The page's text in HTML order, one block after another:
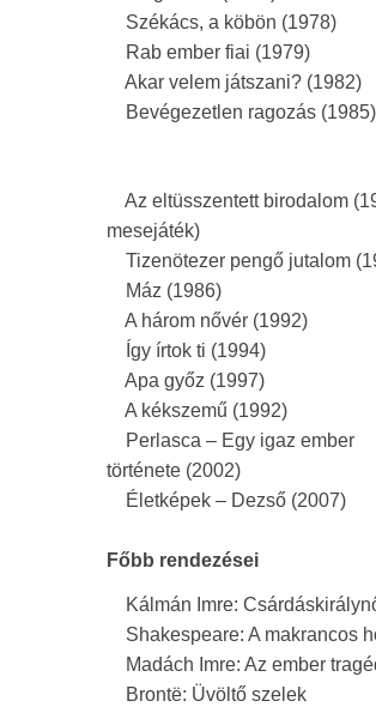
Székács, a köbön (1978)
Rab ember fiai (1979)
Akar velem játszani? (1982)
Bevégezetlen ragozás (1985)
Az eltüsszentett birodalom
mesejáték)
Tizenötezer pengő jutalom
Máz (1986)
A három nővér (1992)
Így írtok ti (1994)
Apa győz (1997)
A kékszemű (1992)
Perlasca – Egy igaz ember
története (2002)
Életképek – Dezső (2007)
Főbb rendezései
Kálmán Imre:
Shakespeare: A makrancos
Madách Imre: Az ember
Brontë: Üvöltő szelek